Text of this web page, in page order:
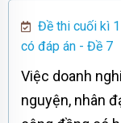
Đề thi cuối kì
có đáp án - Đề 7
Việc doanh
nguyện, nhân